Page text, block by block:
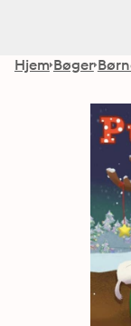
Hjem Bøger